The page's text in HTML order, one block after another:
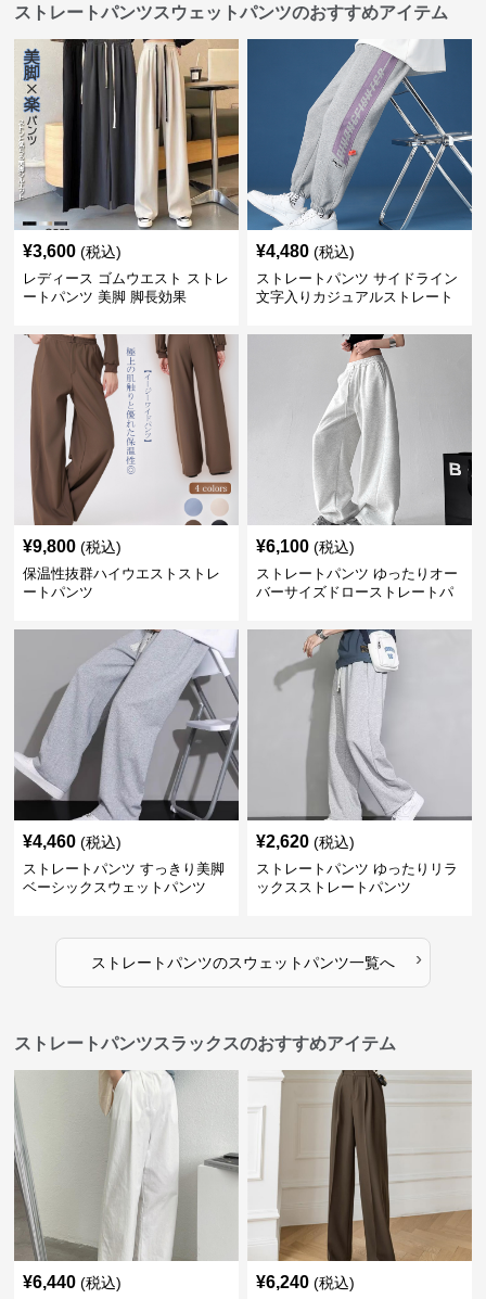
ストレートパンツスウェットパンツのおすすめアイテム
¥3,600 (税込)
レディース ゴムウエスト ストレ
ートパンツ 美脚 脚長効果
¥4,480 (税込)
ストレートパンツ サイドライン
文字入りカジュアルストレート
¥9,800 (税込)
保温性抜群ハイウエストストレ
ートパンツ
¥6,100 (税込)
ストレートパンツ ゆったりオー
バーサイズドローストレートパ
¥4,460 (税込)
ストレートパンツ すっきり美脚
ベーシックスウェットパンツ
¥2,620 (税込)
ストレートパンツ ゆったりリラ
ックスストレートパンツ
ストレートパンツのスウェットパンツ一覧へ ›
ストレートパンツスラックスのおすすめアイテム
¥6,440 (税込) ¥6,240 (税込)